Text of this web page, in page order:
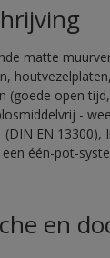
matte
(goede open
-
(DIN EN
één-pot-
en